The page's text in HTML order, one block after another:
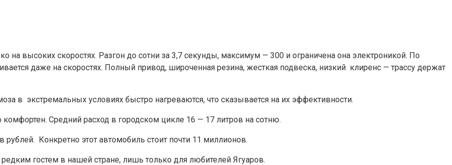
на высоких скоростях. Разгон до сотни за 3,7 секунды, максимум — 300 и ограничена она электроникой. По
даже на скоростях. Полный привод, широченная резина, жесткая подвеска, низкий клиренс — трассу держат
в экстремальных условиях быстро нагреваются, что сказывается на их эффективности.
Средний расход в городском цикле 16 — 17 литров на сотню.
рублей. Конкретно этот автомобиль стоит почти 11 миллионов.
гостем в нашей стране, лишь только для любителей Ягуаров.